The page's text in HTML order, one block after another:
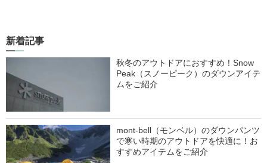
新着記事
秋冬のアウトドアにおすすめ！Snow
Peak（スノーピーク）のダウンアイテ
ムをご紹介
mont-bell（モンベル）のダウンパンツ
で寒い時期のアウトドアを快適に！お
すすめアイテムをご紹介